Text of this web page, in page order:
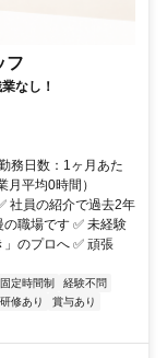
フ
なし！
務日数：1ヶ月あた
平均0時間）
社員の紹介で過去2年
職場です ✅ 未経験
のプロへ ✅ 頑張
固定時間制
経験不問
研修あり
賞与あり